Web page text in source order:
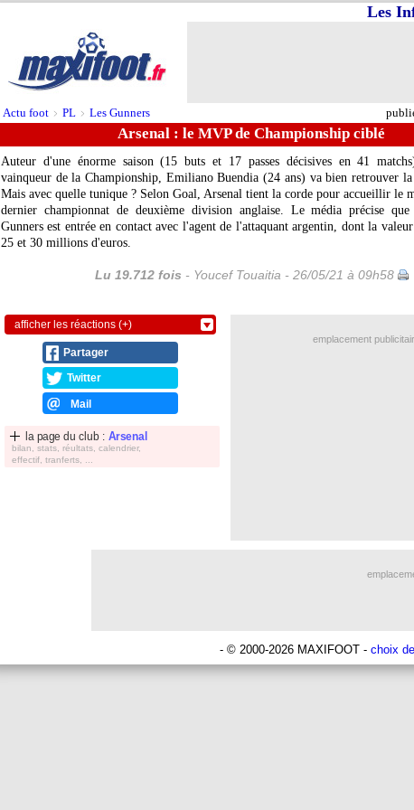
Actu foot > PL > Les Gunners
Les
Arsenal : le MVP de Championship ciblé
Auteur d'une énorme saison (15 buts et 17 passes décisives en 41
vainqueur de la Championship, Emiliano Buendia (24 ans) va bien retrouver
Mais avec quelle tunique ? Selon Goal, Arsenal tient la corde pour accueillir le
dernier championnat de deuxième division anglaise. Le média précise
Gunners est entrée en contact avec l'agent de l'attaquant argentin, dont la
25 et 30 millions d'euros.
Lu 19.712 fois - Youcef Touaitia - 26/05/21 à 09h58
afficher les réactions (+)
Partager
Twitter
Mail
la page du club : Arsenal
bilan, stats, réultats, calendrier,
effectif, tranferts, ...
emplacement
- © 2000-2026 MAXIFOOT - choix